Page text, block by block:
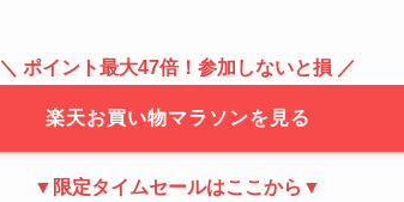
＼ ポイント最大47倍！ 参加しないと損 ／
楽天お買い物マラソンを見る
▼ 限定タイムセールはここから▼